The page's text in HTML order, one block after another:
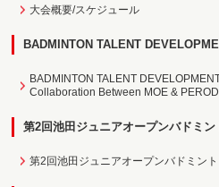
大会概要/スケジュール
BADMINTON TALENT
BADMINTON TALENT
Collaboration Between MOE &
第2回池田ジュニアオープンバドミン
第2回池田ジュニアオープンバドミン